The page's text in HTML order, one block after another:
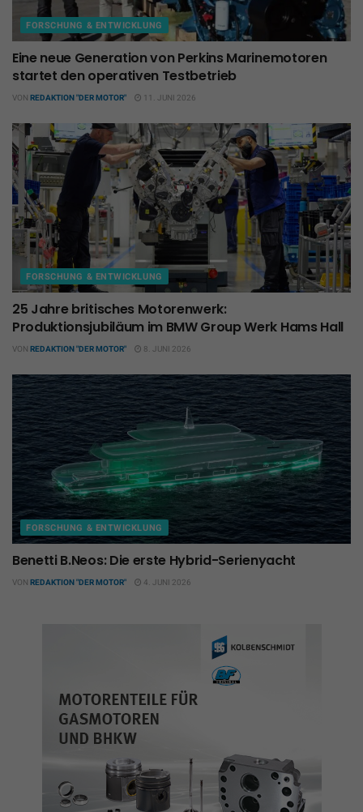
FORSCHUNG & ENTWICKLUNG
Eine neue Generation von Perkins Marinemotoren
startet den operativen Testbetrieb
VON REDAKTION "DER MOTOR" 11. JUNI 2026
FORSCHUNG & ENTWICKLUNG
25 Jahre britisches Motorenwerk:
Produktionsjubiläum im BMW Group Werk Hams Hall
VON REDAKTION "DER MOTOR" 8. JUNI 2026
FORSCHUNG & ENTWICKLUNG
Benetti B.Neos: Die erste Hybrid-Serienyacht
VON REDAKTION "DER MOTOR" 4. JUNI 2026